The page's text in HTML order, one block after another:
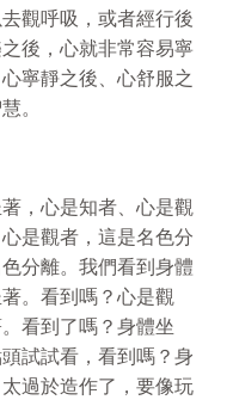
觀呼吸，或者經行後
後，心就非常容易寧
寧靜之後、心舒服之
。
，心是知者、心是觀
是觀者，這是名色分
分離。我們看到身體
。看到嗎？心是觀
看到了嗎？身體坐
試試看，看到嗎？身
過於造作了，要像玩